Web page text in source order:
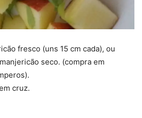
fresco (uns 15 cm cada), ou
seco. (compra em
cruz.